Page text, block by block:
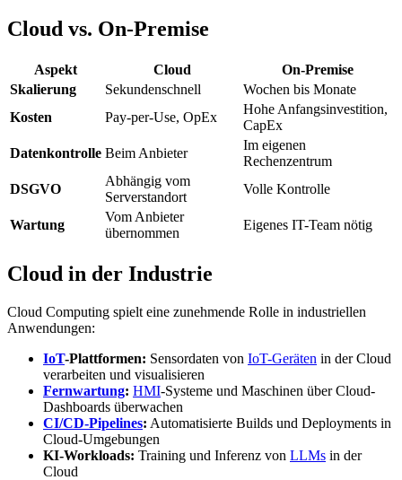
Cloud vs. On-Premise
Aspekt Cloud
On-Premise
Skalierung
Sekundenschnell
Wochen bis Monate
Kosten
Pay-per-Use, OpEx
Hohe Anfangsinvestition,
CapEx
Datenkontrolle Beim Anbieter
Im eigenen
Rechenzentrum
DSGVO
Abhängig vom
Serverstandort
Volle Kontrolle
Wartung
Vom Anbieter
übernommen
Eigenes IT-Team nötig
Cloud in der Industrie
Cloud Computing spielt eine zunehmende Rolle in industriellen
Anwendungen:
IoT-Plattformen: Sensordaten von IoT-Geräten in der Cloud
verarbeiten und visualisieren
Fernwartung: HMI-Systeme und Maschinen über Cloud-
Dashboards überwachen
CI/CD-Pipelines: Automatisierte Builds und Deployments in
Cloud-Umgebungen
KI-Workloads: Training und Inferenz von LLMs in der
Cloud